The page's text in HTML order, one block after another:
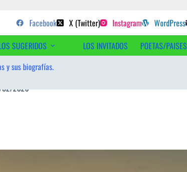
de medio pelo y poetas sugeridos
Facebook X (Twitter) Instagram WordPress
SUGERIDOS LOS INVITADOS POETAS/PAISES
y sus biografías.
2026